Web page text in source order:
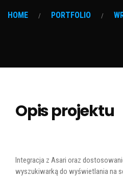
HOME PORTFOLIO
Opis projektu
Integracja z Asari oraz
wyszukiwarką do wyświetlania na